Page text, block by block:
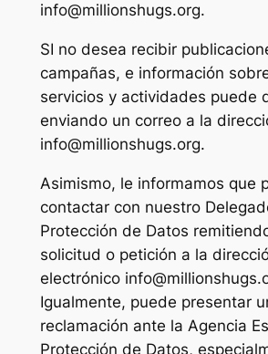
info@millionshugs.org.
SI no desea recibir
campañas, e información
servicios y actividades puede
enviando un correo a la
info@millionshugs.org.
Asimismo, le informamos que
contactar con nuestro
Protección de Datos
solicitud o petición a la
electrónico
Igualmente, puede presentar
reclamación ante la Agencia
Protección de Datos,